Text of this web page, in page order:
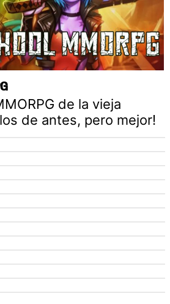
de la vieja
de antes, pero mejor!